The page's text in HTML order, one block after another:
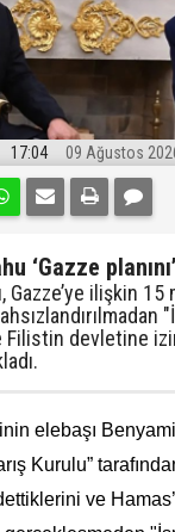
17:04 09 Ağustos
‘Gazze
ilişkin 15
Filistin devletine
elebaşı
Kurulu”
ve